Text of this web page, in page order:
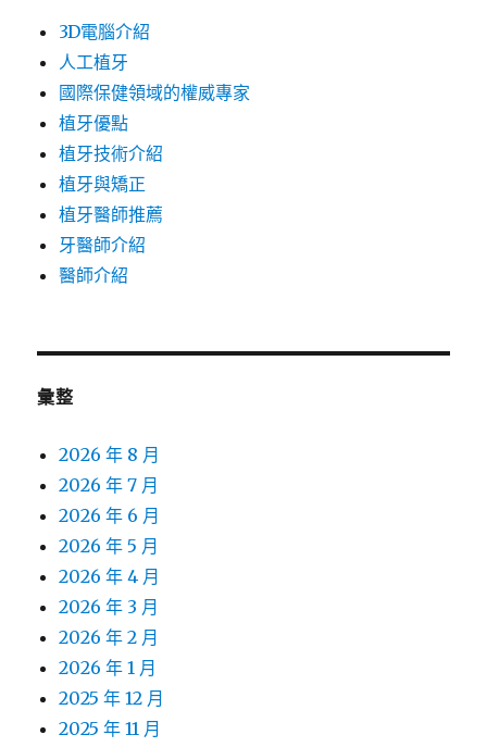
3D電腦介紹
人工植牙
國際保健領域的權威專家
植牙優點
植牙技術介紹
植牙與矯正
植牙醫師推薦
牙醫師介紹
醫師介紹
彙整
2026 年 8 月
2026 年 7 月
2026 年 6 月
2026 年 5 月
2026 年 4 月
2026 年 3 月
2026 年 2 月
2026 年 1 月
2025 年 12 月
2025 年 11 月